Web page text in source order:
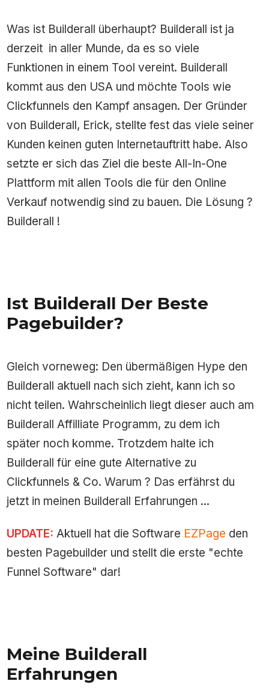
Was ist Builderall überhaupt? Builderall ist ja
derzeit in aller Munde, da es so viele
Funktionen in einem Tool vereint. Builderall
kommt aus den USA und möchte Tools wie
Clickfunnels den Kampf ansagen. Der Gründer
von Builderall, Erick, stellte fest das viele seiner
Kunden keinen guten Internetauftritt habe. Also
setzte er sich das Ziel die beste All-In-One
Plattform mit allen Tools die für den Online
Verkauf notwendig sind zu bauen. Die Lösung ?
Builderall !
Ist Builderall Der Beste
Pagebuilder?
Gleich vorneweg: Den übermäßigen Hype den
Builderall aktuell nach sich zieht, kann ich so
nicht teilen. Wahrscheinlich liegt dieser auch am
Builderall Affilliate Programm, zu dem ich
später noch komme. Trotzdem halte ich
Builderall für eine gute Alternative zu
Clickfunnels & Co. Warum ? Das erfährst du
jetzt in meinen Builderall Erfahrungen ...
UPDATE: Aktuell hat die Software EZPage den
besten Pagebuilder und stellt die erste "echte
Funnel Software" dar!
Meine Builderall
Erfahrungen